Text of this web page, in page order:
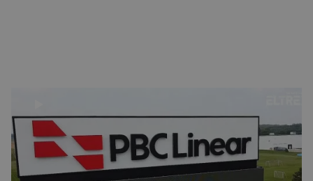
Les produits PBC Linear sont réputés pour leur précision
exceptionnelle, leur durabilité et leur conception innovante.
Leurs solutions de mouvement linéaire, incluant paliers
linéaires et actionneurs, offrent des performances et une